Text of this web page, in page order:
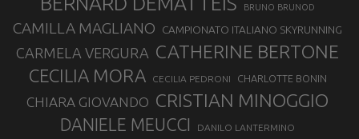
BRUNO BRUNOD
CAMILLA MAGLIANO CAMPIONATO ITALIANO SKYRUNNING
CARMELA VERGURA CATHERINE BERTONE
CECILIA MORA CECILIA PEDRONI CHARLOTTE BONIN
CHIARA GIOVANDO CRISTIAN MINOGGIO
DANIELE MEUCCI DANILO LANTERMINO